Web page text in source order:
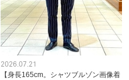
2026.07.21
【身長165cm。シャツブルゾン画像着